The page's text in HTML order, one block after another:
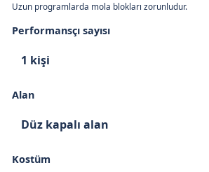
Uzun programlarda mola blokları zorunludur.
Performansçı sayısı
Alan
Kostüm